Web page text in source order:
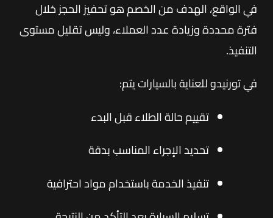
في الواقع، الهدف من الخصم هو تحفيز الحجز خلال
فترة محددة وزيادة عدد العملاء، وليس تقليل مستوى
التنفيذ.
في تورنيدو للعناية بالسيارات يتم:
تقييم حالة الطلاء قبل البدء
تحديد الإجراء المناسب بدقة
تنفيذ الخدمة باستخدام مواد احترافية